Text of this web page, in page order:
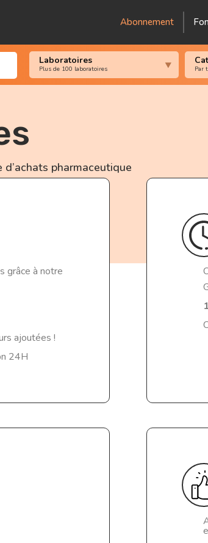
Abonnement
Laboratoires
Plus de 100 laboratoires Par
pharmaceutique
grâce à notre
ajoutées !
24H